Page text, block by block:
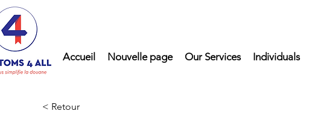
Accueil Nouvelle page Our Services Individuals
< Retour